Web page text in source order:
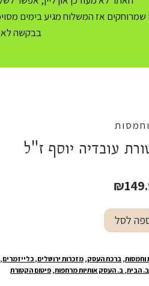
שמרוחקים אז המשלוח מגיע בימים
בבקשה לא
עובדיה יוסף ז"ל
₪המחיר
הנוכחי
הוא:
לסל
וחמסות, ברכת העסק, מזכרות ירושלים,
הבית, ב. העסק אותיות מרחפות, פיטום הקטורת